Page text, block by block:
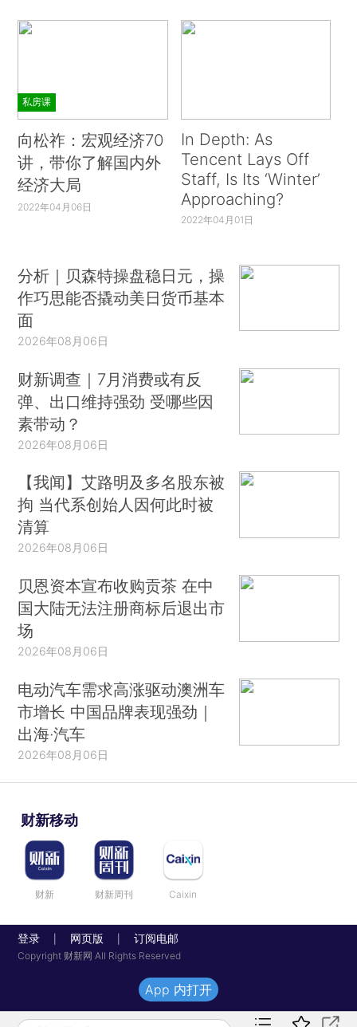
私房课
向松祚：宏观经济70
讲，带你了解国内外
经济大局
2022年04月06日
In Depth: As
Tencent Lays Off
Staff, Is Its ‘Winter’
Approaching?
2022年04月01日
分析｜贝森特操盘稳日元，操
作巧思能否撬动美日货币基本
面
2026年08月06日
财新调查｜7月消费或有反
弹、出口维持强劲 受哪些因
素带动？
2026年08月06日
【我闻】艾路明及多名股东被
拘 当代系创始人因何此时被
清算
2026年08月06日
贝恩资本宣布收购贡茶 在中
国大陆无法注册商标后退出市
场
2026年08月06日
电动汽车需求高涨驱动澳洲车
市增长 中国品牌表现强劲｜
出海·汽车
2026年08月06日
财新移动
财新 财新周刊 Caixin
登录 网页版 订阅电邮
Copyright 财新网 All Rights Reserved
App 内打开